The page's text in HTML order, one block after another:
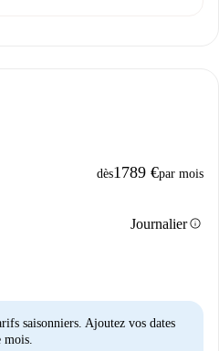
dès1789 €par mois
Journalierinfo
saisonniers. Ajoutez vos dates
mois.